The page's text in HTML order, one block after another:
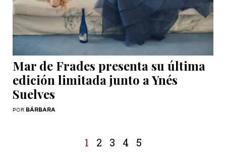
Mar de Frades presenta su última
edición limitada junto a Ynés
Suelves
POR BÁRBARA
1 2 3 4 5